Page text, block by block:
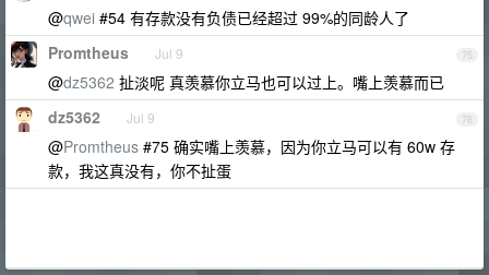
@qwei #54 有存款没有负债已经超过 99%的同龄人了
75
Promtheus Jul 9
@dz5362 扯淡呢 真羡慕你立马也可以过上。嘴上羡慕而已
76
dz5362 Jul 9
@Promtheus #75 确实嘴上羡慕，因为你立马可以有 60w 存
款，我这真没有，你不扯蛋